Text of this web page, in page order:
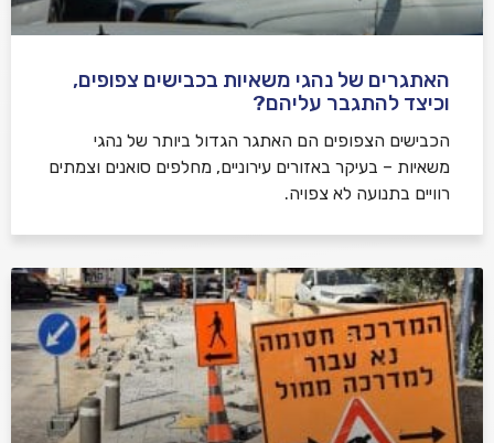
האתגרים של נהגי משאיות בכבישים צפופים,
וכיצד להתגבר עליהם?
הכבישים הצפופים הם האתגר הגדול ביותר של נהגי
משאיות – בעיקר באזורים עירוניים, מחלפים סואנים וצמתים
רוויים בתנועה לא צפויה.